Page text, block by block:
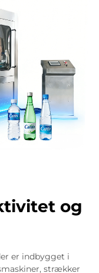
og
er indbygget i
strækker